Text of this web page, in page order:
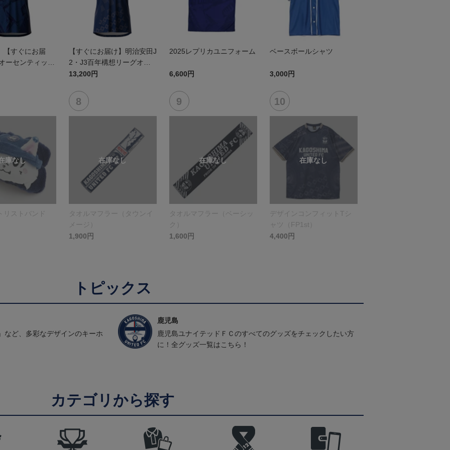
【すぐにお届
ーセンティック
【すぐにお届け】明治安田J
2・J3百年構想リーグオー
センティックユニフォーム
13,200円
2025レプリカユニフォーム
6,600円
ベースボールシャツ
3,000円
リストバンド
タオルマフラー（タウンイ
メージ）
1,900円
タオルマフラー（ベーシッ
ク）
1,600円
デザインコンフィットTシ
ャツ（FP1st）
4,400円
トピックス
など、多彩なデザインのキーホ
鹿児島
鹿児島ユナイテッドＦＣのすべてのグッズをチェックしたい方
に！全グッズ一覧はこちら！
カテゴリから探す